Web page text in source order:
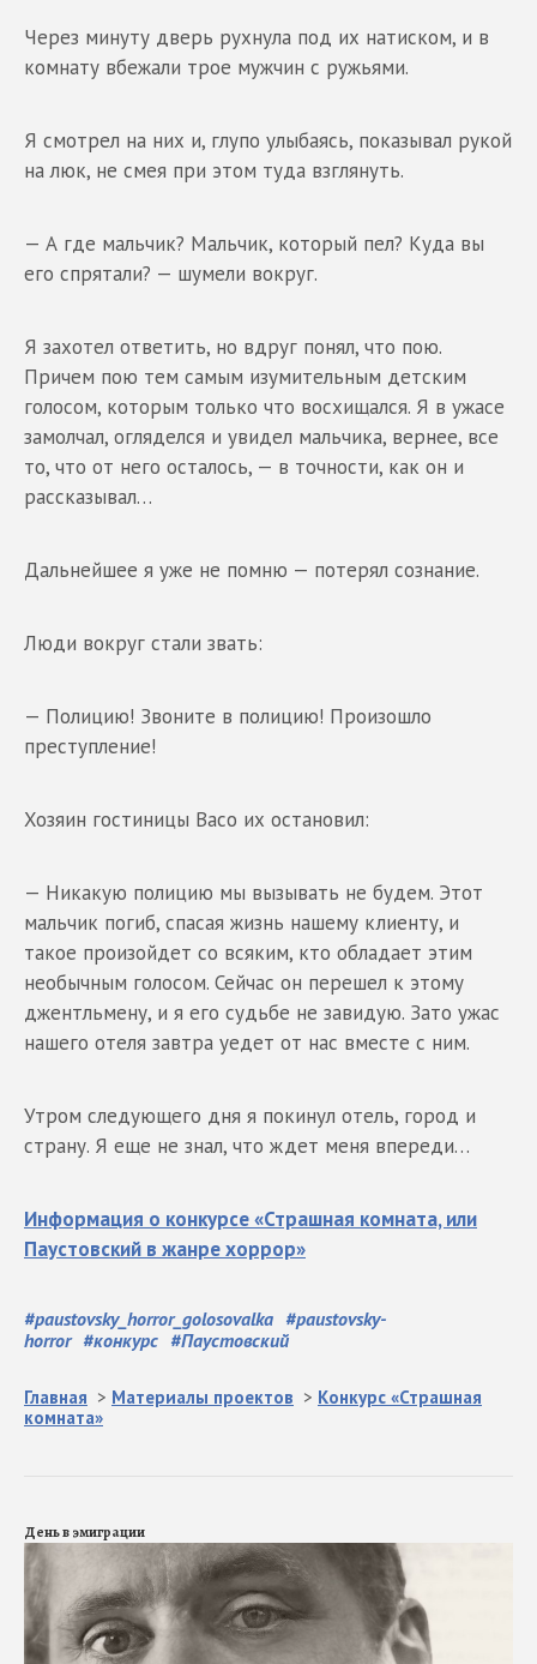
Через минуту дверь рухнула под их натиском, и в
комнату вбежали трое мужчин с ружьями.
Я смотрел на них и, глупо улыбаясь, показывал рукой
на люк, не смея при этом туда взглянуть.
— А где мальчик? Мальчик, который пел? Куда вы
его спрятали? — шумели вокруг.
Я захотел ответить, но вдруг понял, что пою.
Причем пою тем самым изумительным детским
голосом, которым только что восхищался. Я в ужасе
замолчал, огляделся и увидел мальчика, вернее, все
то, что от него осталось, — в точности, как он и
рассказывал…
Дальнейшее я уже не помню — потерял сознание.
Люди вокруг стали звать:
— Полицию! Звоните в полицию! Произошло
преступление!
Хозяин гостиницы Васо их остановил:
— Никакую полицию мы вызывать не будем. Этот
мальчик погиб, спасая жизнь нашему клиенту, и
такое произойдет со всяким, кто обладает этим
необычным голосом. Сейчас он перешел к этому
джентльмену, и я его судьбе не завидую. Зато ужас
нашего отеля завтра уедет от нас вместе с ним.
Утром следующего дня я покинул отель, город и
страну. Я еще не знал, что ждет меня впереди…
Информация о конкурсе «Страшная комната, или
Паустовский в жанре хоррор»
#paustovsky_horror_golosovalka #paustovsky-
horror #конкурс #Паустовский
Главная > Материалы проектов > Конкурс «Страшная
комната»
День в эмиграции